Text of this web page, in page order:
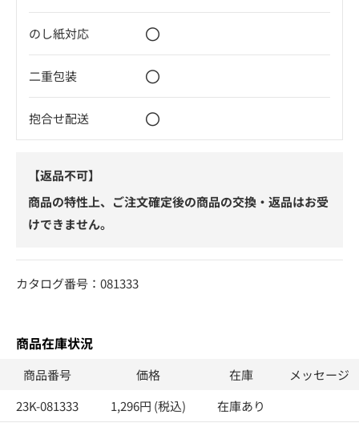
のし紙対応 〇
二重包装 〇
抱合せ配送 〇
【返品不可】
商品の特性上、ご注文確定後の商品の交換・返品はお受
けできません。
カタログ番号：081333
商品在庫状況
商品番号 価格 在庫
メッセージ
23K-081333
1,296円 (税込) 在庫あり